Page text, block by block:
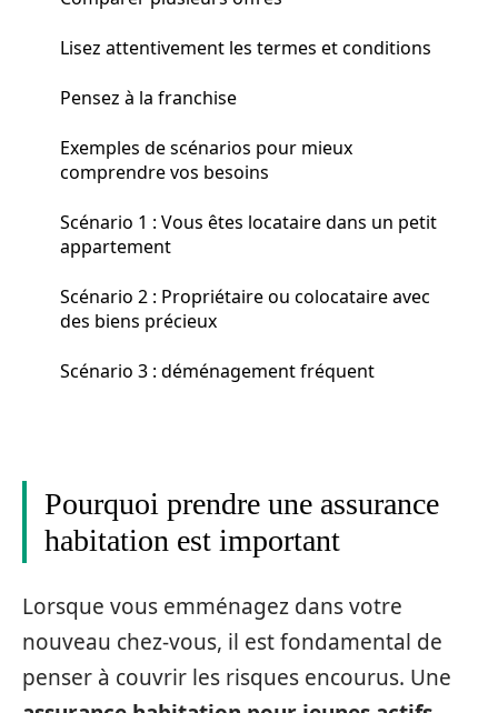
Lisez attentivement les termes et conditions
Pensez à la franchise
Exemples de scénarios pour mieux
comprendre vos besoins
Scénario 1 : Vous êtes locataire dans un petit
appartement
Scénario 2 : Propriétaire ou colocataire avec
des biens précieux
Scénario 3 : déménagement fréquent
Pourquoi prendre une assurance
habitation est important
Lorsque vous emménagez dans votre
nouveau chez-vous, il est fondamental de
penser à couvrir les risques encourus. Une